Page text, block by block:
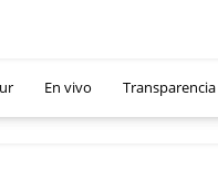
En vivo Transparencia